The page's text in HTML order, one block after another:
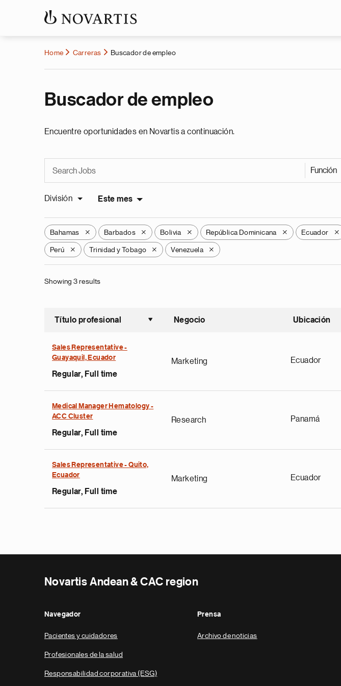
Home Carreras Buscador de empleo
Buscador de empleo
Encuentre oportunidades en Novartis a continuación.
Función
División Este mes
Bahamas X Barbados X Bolivia X República Dominicana X Ecuador X
Perú X Trinidad y Tobago X Venezuela X
Showing 3 results
Título profesional
Ordenar ascendente
Negocio Ubicación
Sales Representative -
Guayaquil, Ecuador
Regular, Full time
Marketing Ecuador
Medical Manager Hematology -
ACC Cluster
Regular, Full time
Research Panamá
Sales Representative - Quito,
Ecuador
Regular, Full time
Marketing Ecuador
Novartis Andean & CAC region
Navegador
Pacientes y cuidadores
Profesionales de la salud
Responsabilidad corporativa (ESG)
Prensa
Archivo de noticias